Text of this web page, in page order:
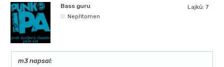
Bass guru
Nepřítomen
Lajků: 7
m3 napsal: